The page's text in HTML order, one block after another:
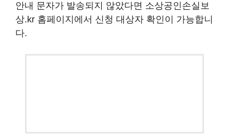
안내 문자가 발송되지 않았다면 소상공인손실보
상.kr 홈페이지에서 신청 대상자 확인이 가능합니
다.